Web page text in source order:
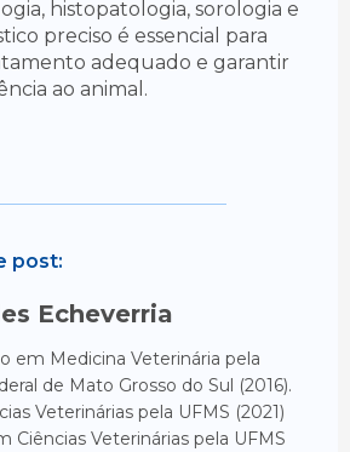
histopatologia, sorologia e
preciso é essencial para
adequado e garantir
ao animal.
post:
Echeverria
em Medicina Veterinária pela
de Mato Grosso do Sul (2016).
Veterinárias pela UFMS (2021)
Ciências Veterinárias pela UFMS